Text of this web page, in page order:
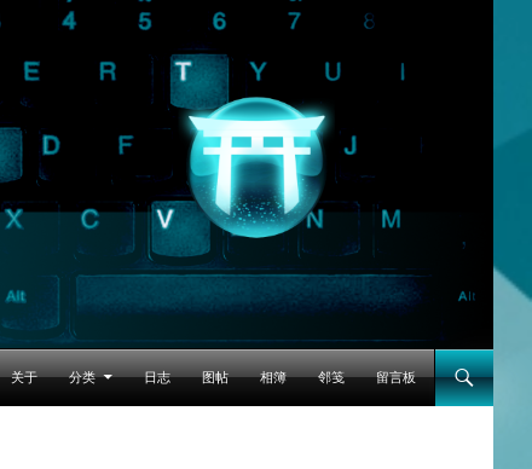
跳至正文
关于
分类 日志 图帖 相簿 邻笺 留言板